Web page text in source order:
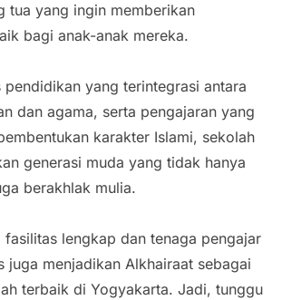
tua yang ingin memberikan
bagi anak-anak mereka.
pendidikan yang terintegrasi antara
dan agama, serta pengajaran yang
karakter Islami, sekolah
generasi muda yang tidak hanya
berakhlak mulia.
lengkap dan tenaga pengajar
juga menjadikan Alkhairaat sebagai
terbaik di Yogyakarta. Jadi, tunggu